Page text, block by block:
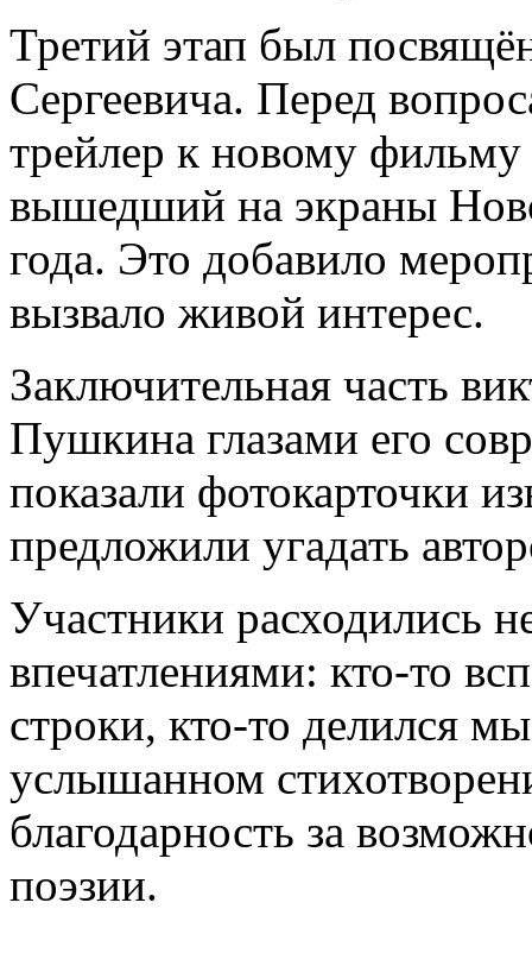
Третий этап был
Сергеевича. Перед
трейлер к новому фильму
вышедший на экраны
года. Это добавило
вызвало живой интерес.
Заключительная часть
Пушкина глазами его
показали фотокарточки
предложили угадать
Участники расходились
впечатлениями: кто‑то
строки, кто‑то делился
услышанном
благодарность за
поэзии.